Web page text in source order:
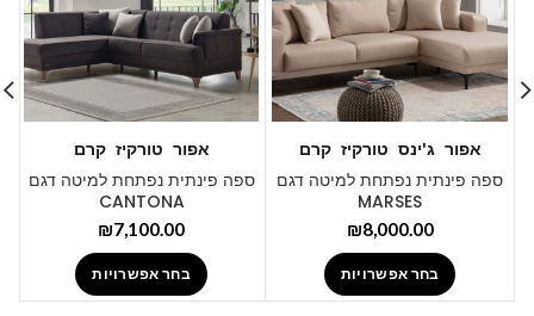
אפור ג'ינס טורקיז קרם
ספה פינתית נפתחת למיטה דגם
MARSES
₪8,000.00
בחר אפשרויות
אפור טורקיז קרם
ספה פינתית נפתחת למיטה דגם
CANTONA
₪7,100.00
בחר אפשרויות